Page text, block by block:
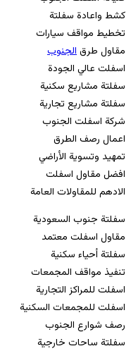
كشط واعادة سفلتة
تخطيط مواقف سيارات
مقاول طرقالجنوب
اسفلت عالي الجودة
سفلتة مشاريع سكنية
سفلتة مشاريع تجارية
شركة اسفلت الجنوب
اعمال رصف الطرق
تمهيد وتسوية الأراضي
افضل مقاول اسفلت
الادهم للمقاولات العامة
سفلتة جنوب السعودية
مقاول اسفلت معتمد
سفلتة أحياء سكنية
تنفيذ مواقف المجمعات
اسفلت للمراكز التجارية
اسفلت للمجمعات السكنية
رصف شوارع الجنوب
سفلتة ساحات خارجية